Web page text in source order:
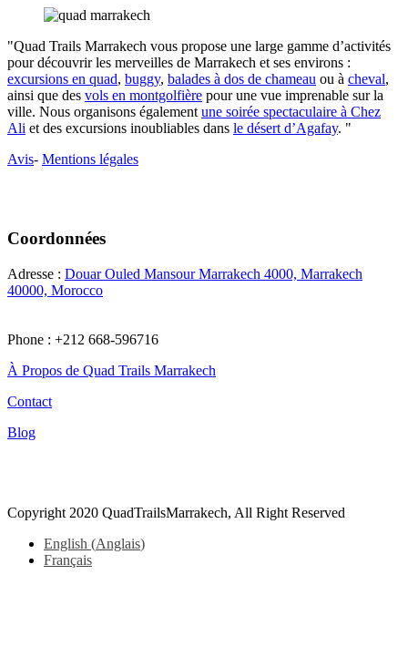
"Quad Trails Marrakech vous propose une large gamme d’activités
pour découvrir les merveilles de Marrakech et ses environs :
excursions en quad, buggy, balades à dos de chameau ou à cheval,
ainsi que des vols en montgolfière pour une vue imprenable sur la
ville. Nous organisons également une soirée spectaculaire à Chez
Ali et des excursions inoubliables dans le désert d’Agafay. "
Avis- Mentions légales
Coordonnées
Adresse : Douar Ouled Mansour Marrakech 4000, Marrakech
40000, Morocco
Phone : +212 668-596716
À Propos de Quad Trails Marrakech
Contact
Blog
Copyright 2020 QuadTrailsMarrakech, All Right Reserved
English (Anglais)
Français